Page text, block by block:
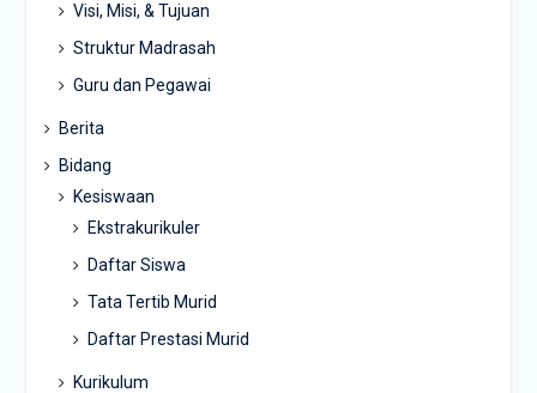
Visi, Misi, & Tujuan
Struktur Madrasah
Guru dan Pegawai
Berita
Bidang
Kesiswaan
Ekstrakurikuler
Daftar Siswa
Tata Tertib Murid
Daftar Prestasi Murid
Kurikulum